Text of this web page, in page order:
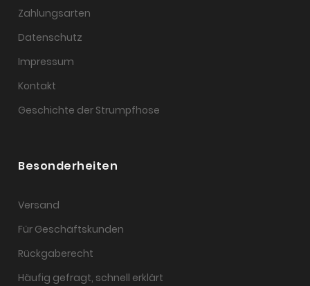
Zahlungsarten
Datenschutz
Impressum
Kontakt
Geschichte der Strumpfhose
Besonderheiten
Versand
Für Geschäftskunden
Rückgaberecht
Häufig gefragt, schnell erklärt